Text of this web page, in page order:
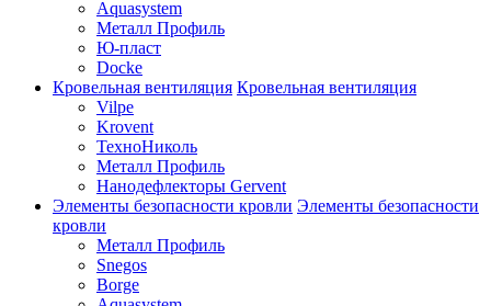
Aquasystem
Металл Профиль
Ю-пласт
Docke
Кровельная вентиляция Кровельная вентиляция
Vilpe
Krovent
ТехноНиколь
Металл Профиль
Нанодефлекторы Gervent
Элементы безопасности кровли Элементы безопасности
кровли
Металл Профиль
Snegos
Borge